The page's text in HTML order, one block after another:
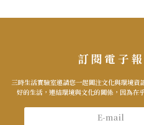
訂閱電子報
三時生活實驗室邀請您一起關注文化與環境資
好的生活，連結環境與文化的關係，因為在